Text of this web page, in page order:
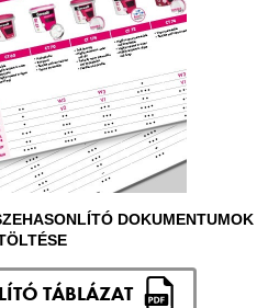
DOKUMENTUMOK
TÁBLÁZAT